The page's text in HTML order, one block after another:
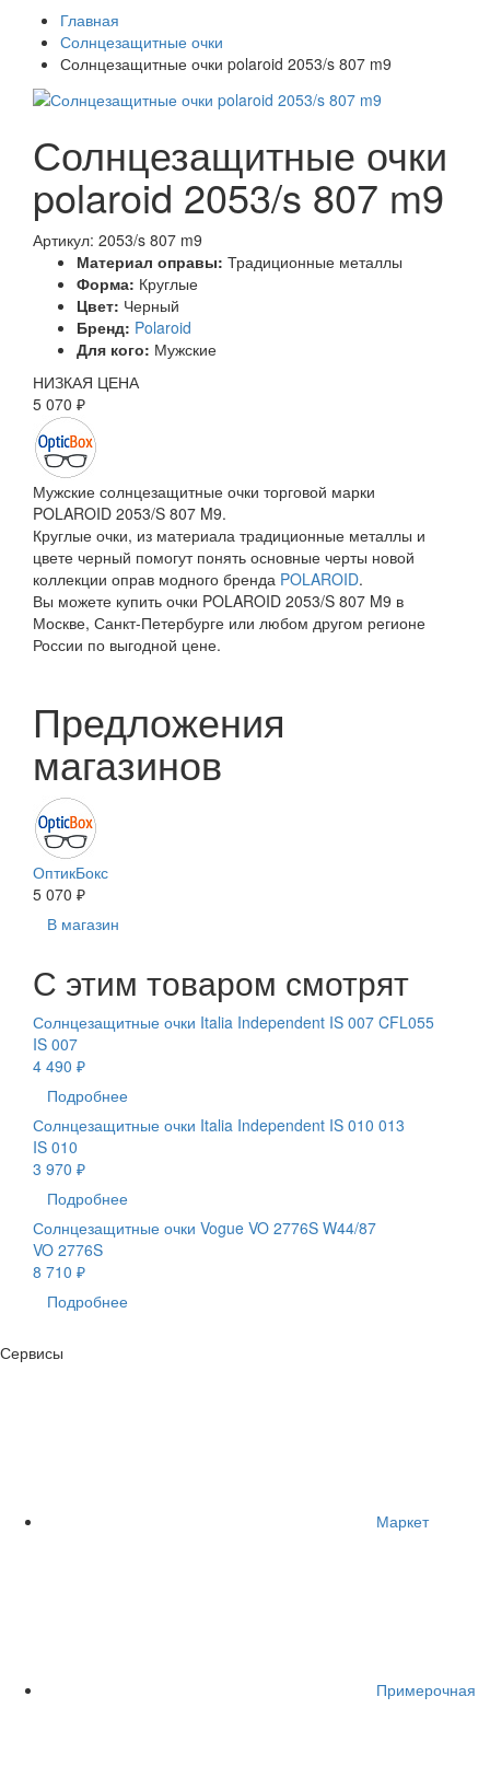
Главная
Солнцезащитные очки
Солнцезащитные очки polaroid 2053/s 807 m9
Солнцезащитные очки
polaroid 2053/s 807 m9
Артикул: 2053/s 807 m9
Материал оправы: Традиционные металлы
Форма: Круглые
Цвет: Черный
Бренд: Polaroid
Для кого: Мужские
НИЗКАЯ ЦЕНА
5 070 ₽
Мужские солнцезащитные очки торговой марки
POLAROID 2053/S 807 M9.
Круглые очки, из материала традиционные металлы и
цвете черный помогут понять основные черты новой
коллекции оправ модного бренда POLAROID.
Вы можете купить очки POLAROID 2053/S 807 M9 в
Москве, Санкт-Петербурге или любом другом регионе
России по выгодной цене.
Предложения
магазинов
ОптикБокс
5 070 ₽
В магазин
С этим товаром смотрят
Солнцезащитные очки Italia Independent IS 007 CFL055
IS 007
4 490 ₽
Подробнее
Солнцезащитные очки Italia Independent IS 010 013
IS 010
3 970 ₽
Подробнее
Солнцезащитные очки Vogue VO 2776S W44/87
VO 2776S
8 710 ₽
Подробнее
Сервисы
Маркет
Примерочная